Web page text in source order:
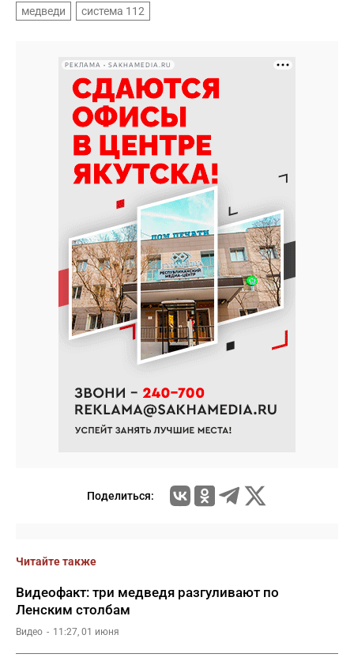
медведи система 112
РЕКЛАМА • SAKHAMEDIA.RU
Поделиться:
Читайте также
Видеофакт: три медведя разгуливают по
Ленским столбам
Видео 11:27, 01 июня